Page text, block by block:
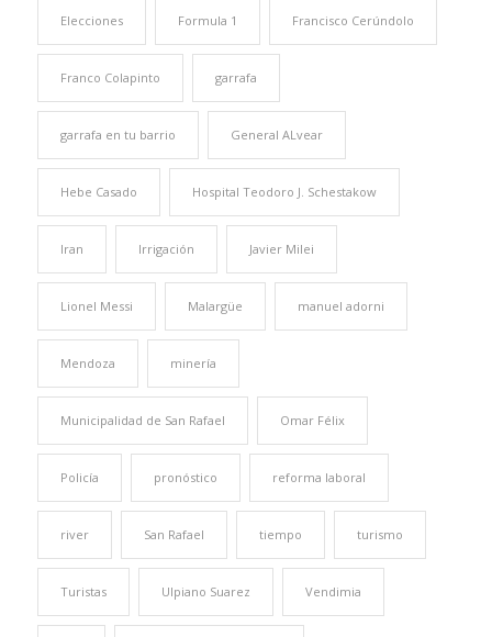
Elecciones Formula 1 Francisco Cerúndolo
Franco Colapinto garrafa
garrafa en tu barrio General ALvear
Hebe Casado Hospital Teodoro J. Schestakow
Iran Irrigación Javier Milei
Lionel Messi Malargüe manuel adorni
Mendoza minería
Municipalidad de San Rafael Omar Félix
Policía pronóstico reforma laboral
river San Rafael tiempo turismo
Turistas Ulpiano Suarez Vendimia